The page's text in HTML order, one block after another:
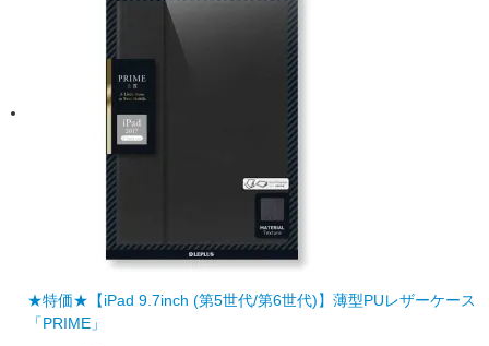
★特価★【iPad 9.7inch (第5世代/第6世代)】薄型PUレザーケース
「PRIME」